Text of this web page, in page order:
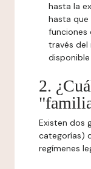
hasta la
hasta que
funciones
través del
2.
Existen dos
categorías)
regímenes